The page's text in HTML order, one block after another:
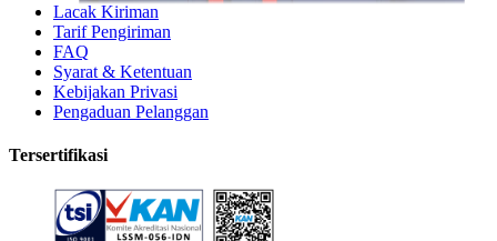
Lacak Kiriman
Tarif Pengiriman
FAQ
Syarat & Ketentuan
Kebijakan Privasi
Pengaduan Pelanggan
Tersertifikasi